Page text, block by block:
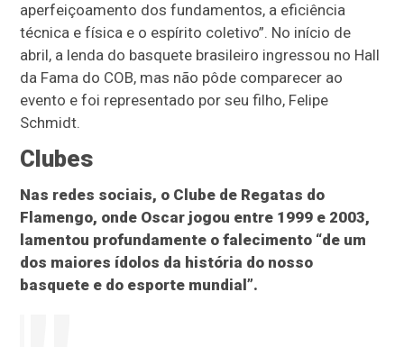
aperfeiçoamento dos fundamentos, a eficiência
técnica e física e o espírito coletivo”. No início de
abril, a lenda do basquete brasileiro ingressou no Hall
da Fama do COB, mas não pôde comparecer ao
evento e foi representado por seu filho, Felipe
Schmidt.
Clubes
Nas redes sociais, o Clube de Regatas do
Flamengo, onde Oscar jogou entre 1999 e 2003,
lamentou profundamente o falecimento “de um
dos maiores ídolos da história do nosso
basquete e do esporte mundial”.